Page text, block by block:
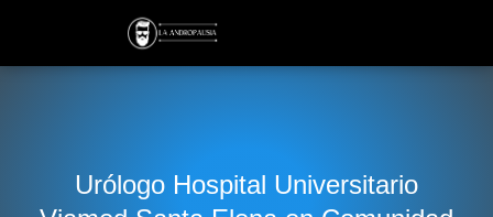
Urólogo Hospital Universitario